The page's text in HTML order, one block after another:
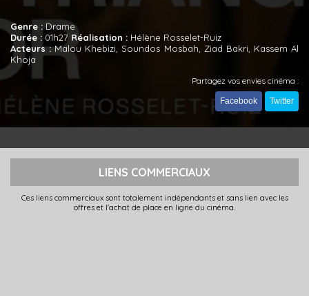
Genre :Drame
Durée : 01h27 Réalisation : Hélène Rosselet-Ruiz
Acteurs :Malou Khebizi, Soundos Mosbah, Ziad Bakri, Kassem Al
Khoja
Partagez vos envies cinéma :
Facebook Twitter
LIENS COMMERCIAUX
Ces liens commerciaux sont totalement indépendants et sans lien avec les
offres et l'achat de place en ligne du cinéma.